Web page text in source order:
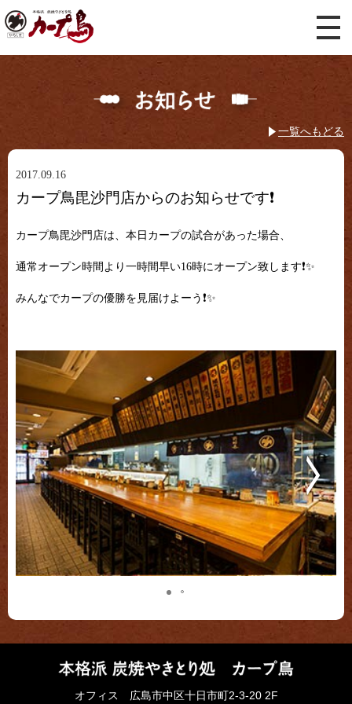
一覧へもどる
2017.09.16
カープ鳥毘沙門店からのお知らせです❗
カープ鳥毘沙門店は、本日カープの試合があった場合、
通常オープン時間より一時間早い16時にオープン致します❗✨
みんなでカープの優勝を見届けよーう❗✨
オフィス 広島市中区十日市町2-3-20 2F